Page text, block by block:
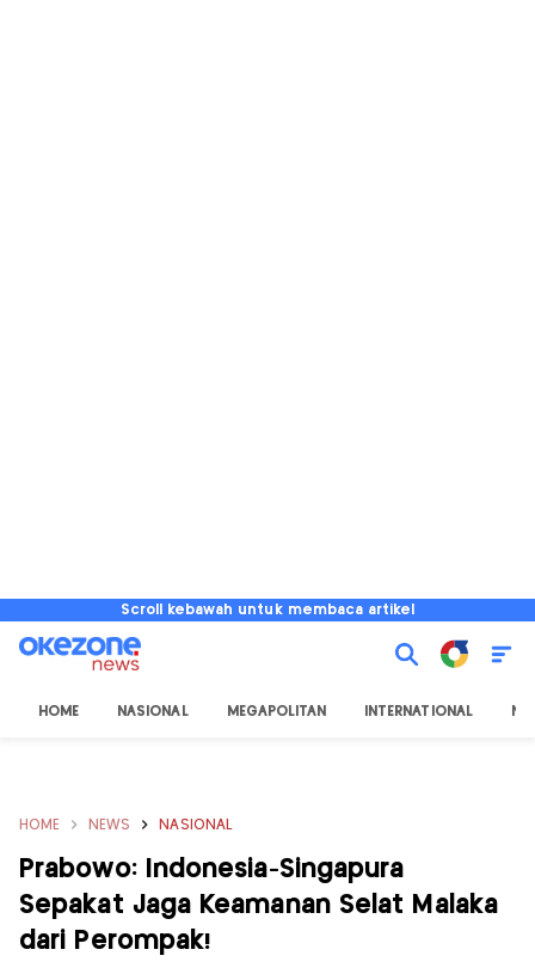
Scroll kebawah untuk membaca artikel
HOME NASIONAL MEGAPOLITAN INTERNATIONAL
HOME NEWS NASIONAL
Prabowo: Indonesia-Singapura
Sepakat Jaga Keamanan Selat Malaka
dari Perompak!